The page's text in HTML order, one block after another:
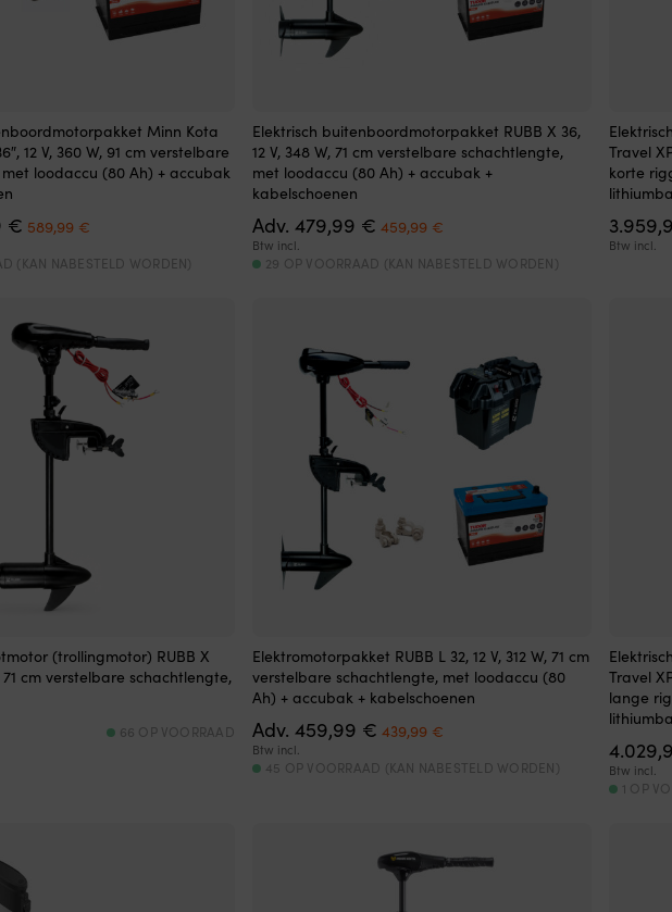
Minn Kota
12 V, 360 W, 91 cm verstelbare
loodaccu (80 Ah) + accubak
€ Oorspronkelijke
prijs
was:
589,99 €Huidige
is:
(KAN NABESTELD WORDEN)
Elektrisch buitenboordmotorpakket RUBB X 36,
12 V, 348 W, 71 cm verstelbare schachtlengte,
met loodaccu (80 Ah) + accubak +
kabelschoenen
Adv. 479,99 € Oorspronkelijke
prijs
was:
459,99 €Huidige
is:
Btw incl.
29 OP VOORRAAD (KAN NABESTELD WORDEN)
Travel
korte
Btw incl.
(trollingmotor) RUBB X
71 cm verstelbare schachtlengte,
66 OP VOORRAAD
Elektromotorpakket RUBB L 32, 12 V, 312 W, 71 cm
verstelbare schachtlengte, met loodaccu (80
Ah) + accubak + kabelschoenen
Adv. 459,99 € Oorspronkelijke
prijs
was:
439,99 €Huidige
is:
Btw incl.
45 OP VOORRAAD (KAN NABESTELD WORDEN)
Travel
lange
Btw incl.
1 OP